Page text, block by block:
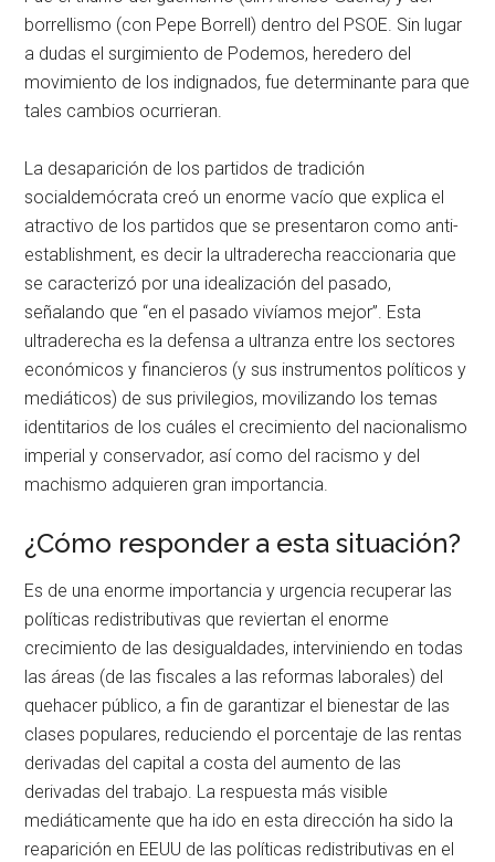
borrellismo (con Pepe Borrell) dentro del PSOE. Sin lugar
a dudas el surgimiento de Podemos, heredero del
movimiento de los indignados, fue determinante para que
tales cambios ocurrieran.
La desaparición de los partidos de tradición
socialdemócrata creó un enorme vacío que explica el
atractivo de los partidos que se presentaron como anti-
establishment, es decir la ultraderecha reaccionaria que
se caracterizó por una idealización del pasado,
señalando que “en el pasado vivíamos mejor”. Esta
ultraderecha es la defensa a ultranza entre los sectores
económicos y financieros (y sus instrumentos políticos y
mediáticos) de sus privilegios, movilizando los temas
identitarios de los cuáles el crecimiento del nacionalismo
imperial y conservador, así como del racismo y del
machismo adquieren gran importancia.
¿Cómo responder a esta situación?
Es de una enorme importancia y urgencia recuperar las
políticas redistributivas que reviertan el enorme
crecimiento de las desigualdades, interviniendo en todas
las áreas (de las fiscales a las reformas laborales) del
quehacer público, a fin de garantizar el bienestar de las
clases populares, reduciendo el porcentaje de las rentas
derivadas del capital a costa del aumento de las
derivadas del trabajo. La respuesta más visible
mediáticamente que ha ido en esta dirección ha sido la
reaparición en EEUU de las políticas redistributivas en el